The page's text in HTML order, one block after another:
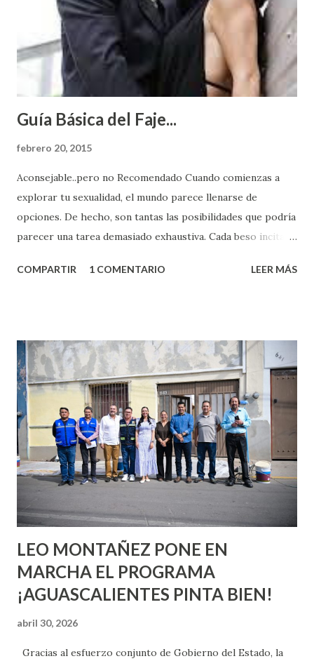
Guía Básica del Faje...
febrero 20, 2015
Aconsejable..pero no Recomendado Cuando comienzas a
explorar tu sexualidad, el mundo parece llenarse de
opciones. De hecho, son tantas las posibilidades que podría
parecer una tarea demasiado exhaustiva. Cada beso incita
partes de ti que jamás hubieras imaginado. El problema es
conoces ni la mitad de lo que deberías saber. Pero incluso
quienes ya han tenido relaciones sexuales no son expertos
o expertas en el tema. Siempre hay algo nuevo que
aprender y nuevas experiencias que conocer. Si eres una
chica y aún no has tenido relaciones sexuales, tal vez
pienses que el sexo será increíble y no puedas esperar para
experimentarlo, pero como cualquier persona con
experiencia te dirá, siempre es mejor cuando ambas partes
son suficientemen...
COMPARTIR 1 COMENTARIO LEER MÁS
LEO MONTAÑEZ PONE EN
MARCHA EL PROGRAMA
¡AGUASCALIENTES PINTA BIEN!
abril 30, 2026
Gracias al esfuerzo conjunto de Gobierno del Estado, la